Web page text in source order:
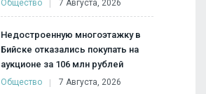
Общество 7 Августа, 2026
Недостроенную многоэтажку в
Бийске отказались покупать на
аукционе за 106 млн рублей
Общество 7 Августа, 2026